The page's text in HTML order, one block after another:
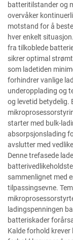
batteritilstander og
overvåker
motstand for å
hver enkelt
fra tilkoblede
sikrer optimal
som ladetiden
forhindrer vanlige
underopplading og
og levetid betydelig.
starter med bulk-
absorpsjonslading
avslutter med
Denne trefasede
sammenlignet med
tilpassingsevne.
ladingspenningen
batteriskader
Kalde forhold